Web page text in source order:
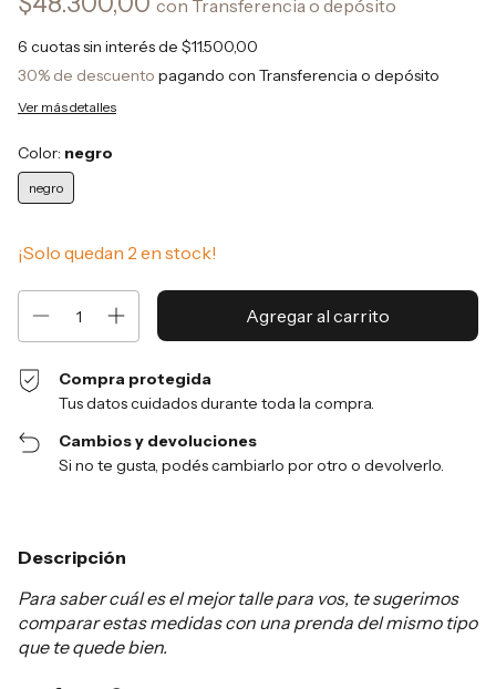
con Transferencia o depósito
6 cuotas sin interés de $11.500,00
30% de descuento pagando con Transferencia o depósito
Ver más detalles
Color: negro
negro
¡Solo quedan 2 en stock!
Compra protegida
Tus datos cuidados durante toda la compra.
Cambios y devoluciones
Si no te gusta, podés cambiarlo por otro o devolverlo.
Descripción
Para saber cuál es el mejor talle para vos, te sugerimos
comparar estas medidas con una prenda del mismo tipo
que te quede bien.